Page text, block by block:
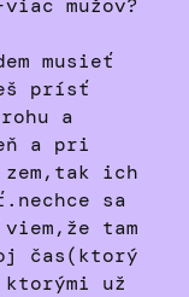
mužov?
musieť
prísť
a
a pri
ich
sa
tam
čas(ktorý
už